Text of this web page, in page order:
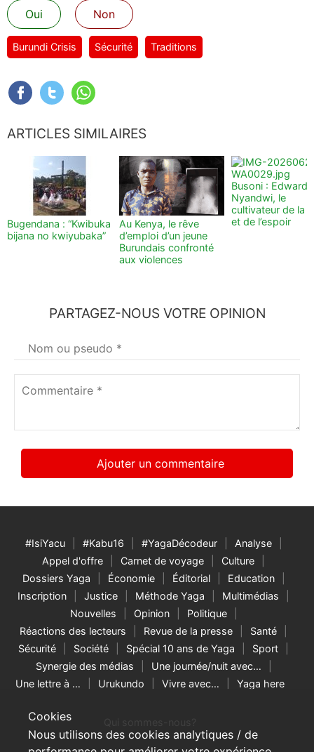
Cookies
Nous utilisons des cookies analytiques / de
Oui
Non
Burundi Crisis Sécurité Traditions
ARTICLES SIMILAIRES
Bugendana : “Kwibuka
bijana no kwiyubaka”
Au Kenya, le rêve
d’emploi d’un jeune
Burundais confronté
aux violences
Busoni : Edward
Nyandwi, le
cultivateur de la
et de l’espoir
PARTAGEZ-NOUS VOTRE OPINION
Votre
nom*
Commentaire
#IsiYacu #Kabu16 #YagaDécodeur
Analyse
Appel d'offre
Carnet de voyage
Culture
Dossiers Yaga
Économie Éditorial
Education
Inscription
Justice Méthode Yaga
Multimédias
Nouvelles
Opinion
Politique
Réactions des lecteurs
Revue de la presse
Santé
Sécurité
Société Spécial 10 ans de Yaga
Sport
Synergie des médias
Une journée/nuit avec…
Une lettre à …
Urukundo Vivre avec… Yaga here